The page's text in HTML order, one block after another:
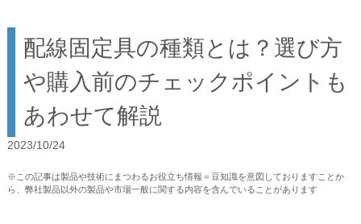
配線固定具の種類とは？選び方
や購入前のチェックポイントも
あわせて解説
2023/10/24
※この記事は製品や技術にまつわるお役立ち情報＝豆知識を意図しておりますことか
ら、弊社製品以外の製品や市場一般に関する内容を含んでいることがあります